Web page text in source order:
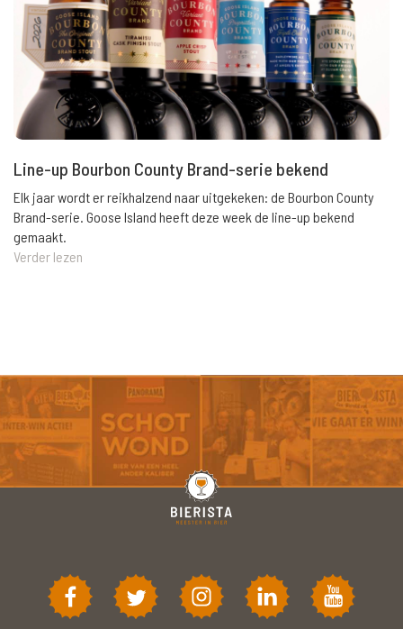
Line-up Bourbon County Brand-serie bekend
Elk jaar wordt er reikhalzend naar uitgekeken: de Bourbon County
Brand-serie. Goose Island heeft deze week de line-up bekend
gemaakt.
Verder lezen